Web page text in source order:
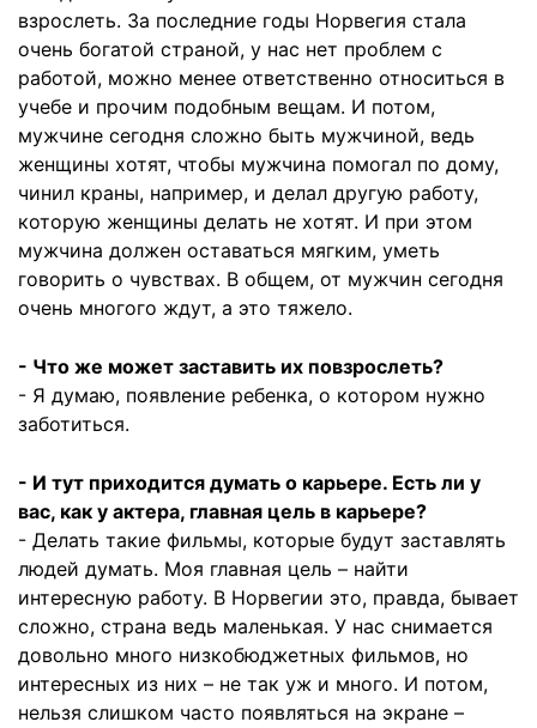
взрослеть. За последние годы Норвегия стала
очень богатой страной, у нас нет проблем с
работой, можно менее ответственно относиться в
учебе и прочим подобным вещам. И потом,
мужчине сегодня сложно быть мужчиной, ведь
женщины хотят, чтобы мужчина помогал по дому,
чинил краны, например, и делал другую работу,
которую женщины делать не хотят. И при этом
мужчина должен оставаться мягким, уметь
говорить о чувствах. В общем, от мужчин сегодня
очень многого ждут, а это тяжело.
- Что же может заставить их повзрослеть?
- Я думаю, появление ребенка, о котором нужно
заботиться.
- И тут приходится думать о карьере. Есть ли у
вас, как у актера, главная цель в карьере?
- Делать такие фильмы, которые будут заставлять
людей думать. Моя главная цель – найти
интересную работу. В Норвегии это, правда, бывает
сложно, страна ведь маленькая. У нас снимается
довольно много низкобюджетных фильмов, но
интересных из них – не так уж и много. И потом,
нельзя слишком часто появляться на экране –